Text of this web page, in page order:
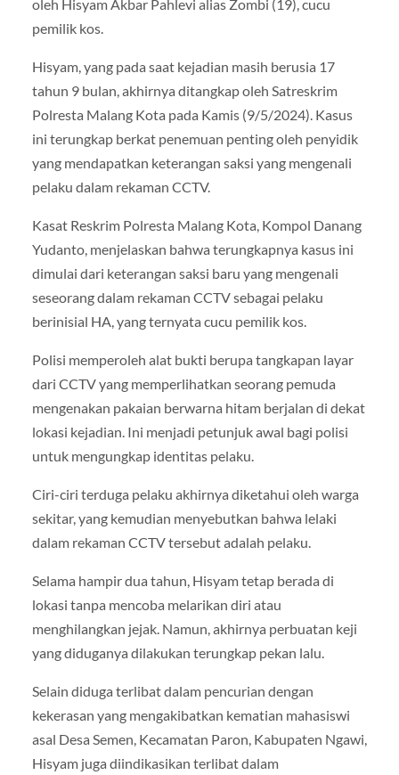
oleh Hisyam Akbar Pahlevi alias Zombi (19), cucu
pemilik kos.
Hisyam, yang pada saat kejadian masih berusia 17
tahun 9 bulan, akhirnya ditangkap oleh Satreskrim
Polresta Malang Kota pada Kamis (9/5/2024). Kasus
ini terungkap berkat penemuan penting oleh penyidik
yang mendapatkan keterangan saksi yang mengenali
pelaku dalam rekaman CCTV.
Kasat Reskrim Polresta Malang Kota, Kompol Danang
Yudanto, menjelaskan bahwa terungkapnya kasus ini
dimulai dari keterangan saksi baru yang mengenali
seseorang dalam rekaman CCTV sebagai pelaku
berinisial HA, yang ternyata cucu pemilik kos.
Polisi memperoleh alat bukti berupa tangkapan layar
dari CCTV yang memperlihatkan seorang pemuda
mengenakan pakaian berwarna hitam berjalan di dekat
lokasi kejadian. Ini menjadi petunjuk awal bagi polisi
untuk mengungkap identitas pelaku.
Ciri-ciri terduga pelaku akhirnya diketahui oleh warga
sekitar, yang kemudian menyebutkan bahwa lelaki
dalam rekaman CCTV tersebut adalah pelaku.
Selama hampir dua tahun, Hisyam tetap berada di
lokasi tanpa mencoba melarikan diri atau
menghilangkan jejak. Namun, akhirnya perbuatan keji
yang diduganya dilakukan terungkap pekan lalu.
Selain diduga terlibat dalam pencurian dengan
kekerasan yang mengakibatkan kematian mahasiswi
asal Desa Semen, Kecamatan Paron, Kabupaten Ngawi,
Hisyam juga diindikasikan terlibat dalam